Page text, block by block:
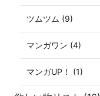
ツムツム (9)
マンガワン (4)
マンガUP！ (1)